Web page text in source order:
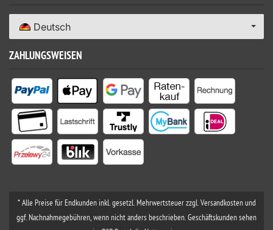
Deutsch
ZAHLUNGSWEISEN
* Alle Preise für Endkunden inkl. gesetzl. Mehrwertsteuer zzgl. Versandkosten und
ggf. Nachnahmegebühren, wenn nicht anders beschrieben. Geschäftskunden sehen